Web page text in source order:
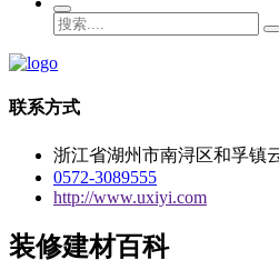
联系方式
浙江省湖州市南浔区和孚镇
0572-3089555
http://www.uxiyi.com
装修建材百科